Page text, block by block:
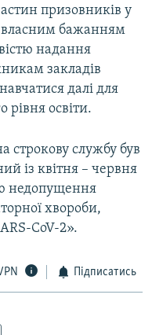
призовників у
власним бажанням
надання
закладів
далі для
освіти.
строкову службу був
із квітня – червня
недопущення
хвороби,
CoV-2».
Підписатись